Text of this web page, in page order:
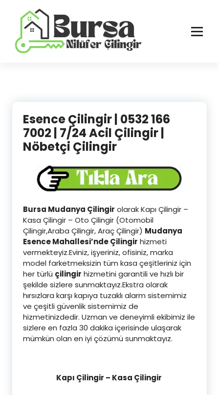
Esence Çilingir | 0532 166
7002 | 7/24 Acil Çilingir |
Nöbetçi Çilingir
Bursa Mudanya Çilingir olarak Kapı Çilingir –
Kasa Çilingir – Oto Çilingir (Otomobil
Çilingir,Araba Çilingir, Araç Çilingir) Mudanya
Esence Mahallesi’nde Çilingir hizmeti
vermekteyiz.Eviniz, işyeriniz, ofisiniz, marka
model farketmeksizin tüm kasa çeşitleriniz için
her türlü çilingir hizmetini garantili ve hızlı bir
şekilde sizlere sunmaktayız.Ekstra olarak
hırsızlara karşı kapıya tuzaklı alarm sistemimiz
ve çeşitli güvenlik sistemimiz de
hizmetinizdedir. Uzman ve deneyimli ekibimiz ile
sizlere en fazla 30 dakika içerisinde ulaşarak
mümkün olan en iyi çözümü sunmaktayız.
Kapı Çilingir – Kasa Çilingir